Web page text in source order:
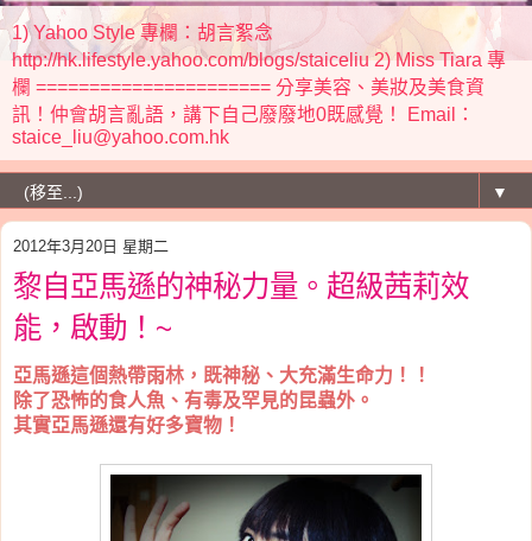
1) Yahoo Style 專欄：胡言絮念
http://hk.lifestyle.yahoo.com/blogs/staiceliu 2) Miss Tiara 專
欄 ====================== 分享美容、美妝及美食資
訊！仲會胡言亂語，講下自己廢廢地0既感覺！ Email：
staice_liu@yahoo.com.hk
▼
2012年3月20日 星期二
黎自亞馬遜的神秘力量。超級茜莉效
能，啟動！~
亞馬遜這個熱帶雨林，既神秘、大充滿生命力！！
除了恐怖的食人魚、有毒及罕見的昆蟲外。
其實亞馬遜還有好多寶物！